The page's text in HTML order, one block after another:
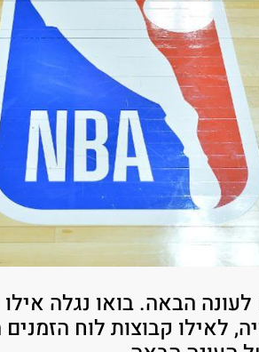
הבאה. בואו נגלה
לאילו קבוצות לוח